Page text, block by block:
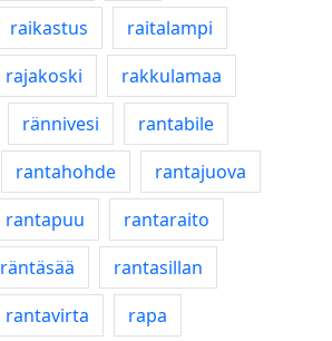
raikastus
raitalampi
rajakoski
rakkulamaa
rännivesi
rantabile
rantahohde
rantajuova
rantapuu
rantaraito
räntäsää
rantasillan
rantavirta
rapa